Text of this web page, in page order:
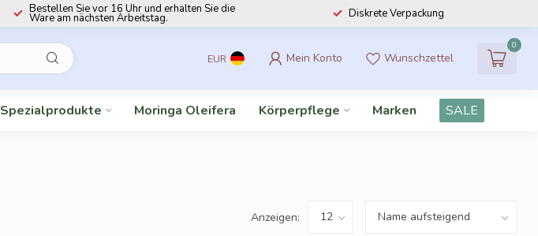
Bestellen Sie vor 16 Uhr und erhalten Sie die
Ware am nächsten Arbeitstag. Diskrete Verpackung
EUR Mein Konto Wunschzettel
0
Spezialprodukte Moringa Oleifera Körperpflege Marken SALE
Anzeigen: